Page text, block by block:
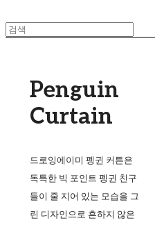
Penguin
Curtain
드로잉에이미 펭귄 커튼은
독특한 빅 포인트 펭귄 친구
들이 줄 지어 있는 모습을 그
린 디자인으로 흔하지 않은